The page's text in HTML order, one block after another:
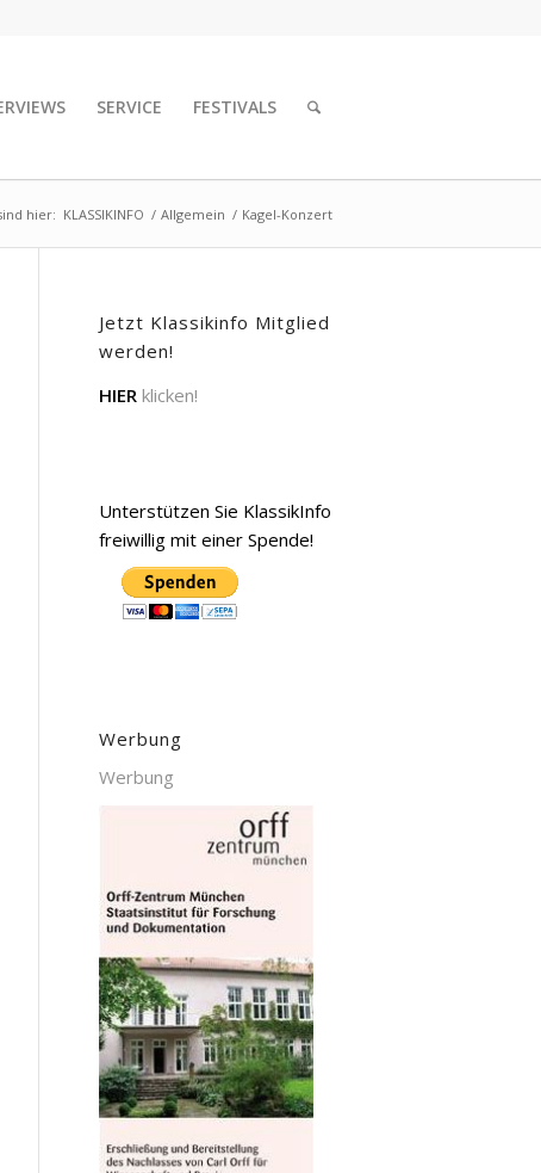
SERVICE FESTIVALS
hier: KLASSIKINFO / Allgemein / Kagel-Konzert
Jetzt Klassikinfo Mitglied
werden!
HIER klicken!
Unterstützen Sie KlassikInfo
freiwillig mit einer Spende!
Werbung
Werbung